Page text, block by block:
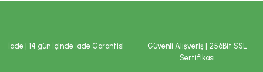
İade | 14 gün İçinde İade Garantisi
Güvenli Alışveriş | 256Bit SSL
Sertifikası